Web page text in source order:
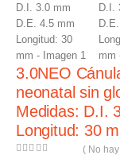
3.0NEO
neonatal sin
Medidas: D.I.
Longitud: 30
( No